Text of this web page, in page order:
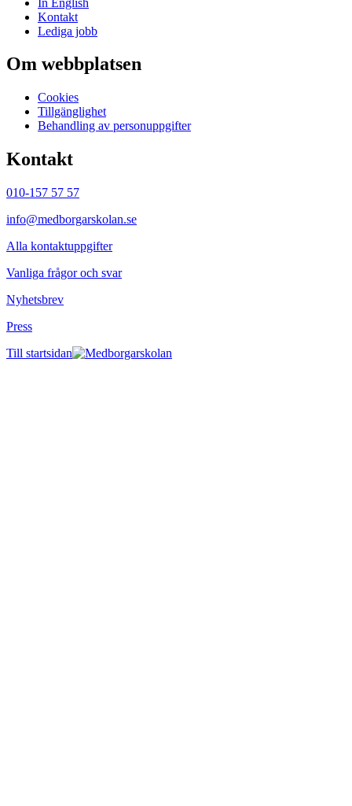
Kontakt
Lediga jobb
Om webbplatsen
Cookies
Tillgänglighet
Behandling av personuppgifter
Kontakt
010-157 57 57
info@medborgarskolan.se
Alla kontaktuppgifter
Vanliga frågor och svar
Nyhetsbrev
Press
Till startsidan